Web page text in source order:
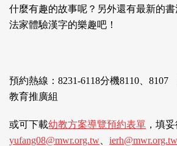
什麼有趣的故事呢？另外還有最新的
法家體驗漢字的樂趣吧！
預約熱線：8231-6118分機8110、
教育推廣組
或可下載幼教方案導覽預約表單 ，填
yufang08@mwr.org.tw
ierh@mwr.org.tw